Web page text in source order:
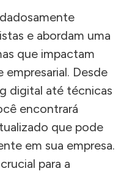
e abordam uma
que impactam
Desde
digital até técnicas
encontrará
que pode
em sua empresa.
para a